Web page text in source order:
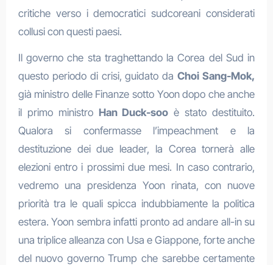
critiche verso i democratici sudcoreani considerati
collusi con questi paesi.
Il governo che sta traghettando la Corea del Sud in
questo periodo di crisi, guidato daChoi Sang-Mok,
già ministro delle Finanze sotto Yoon dopo che anche
il primo ministro Han Duck-soo è stato destituito.
Qualora si confermasse l’impeachment e la
destituzione dei due leader, la Corea tornerà alle
elezioni entro i prossimi due mesi. In caso contrario,
vedremo una presidenza Yoon rinata, con nuove
priorità tra le quali spicca indubbiamente la politica
estera. Yoon sembra infatti pronto ad andare all-in su
una triplice alleanza con Usa e Giappone, forte anche
del nuovo governo Trump che sarebbe certamente